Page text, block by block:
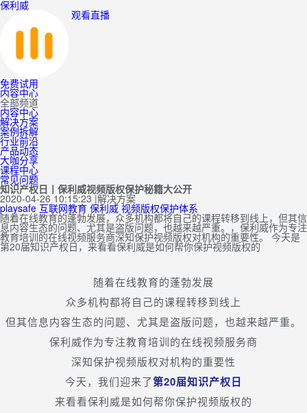
保利威
观看直播
免费试用
内容中心
全部频道
内容中心
解决方案
案例拆解
行业前沿
产品动态
大咖分享
课程中心
常见问题
知识产权日丨保利威视频版权保护秘籍大公开
2020-04-26 10:15:23 |解决方案
playsafe 互联网教育 保利威 视频版权保护体系
随着在线教育的蓬勃发展，众多机构都将自己的课程转移到线上，但其信
息内容生态的问题、尤其是盗版问题，也越来越严重。，保利威作为专注
教育培训的在线视频服务商深知保护视频版权对机构的重要性。 今天是
第20届知识产权日，来看看保利威是如何帮你保护视频版权的
随着在线教育的蓬勃发展
众多机构都将自己的课程转移到线上
但其信息内容生态的问题、尤其是盗版问题，也越来越严重。
保利威作为专注教育培训的在线视频服务商
深知保护视频版权对机构的重要性
今天，我们迎来了第20届知识产权日
来看看保利威是如何帮你保护视频版权的